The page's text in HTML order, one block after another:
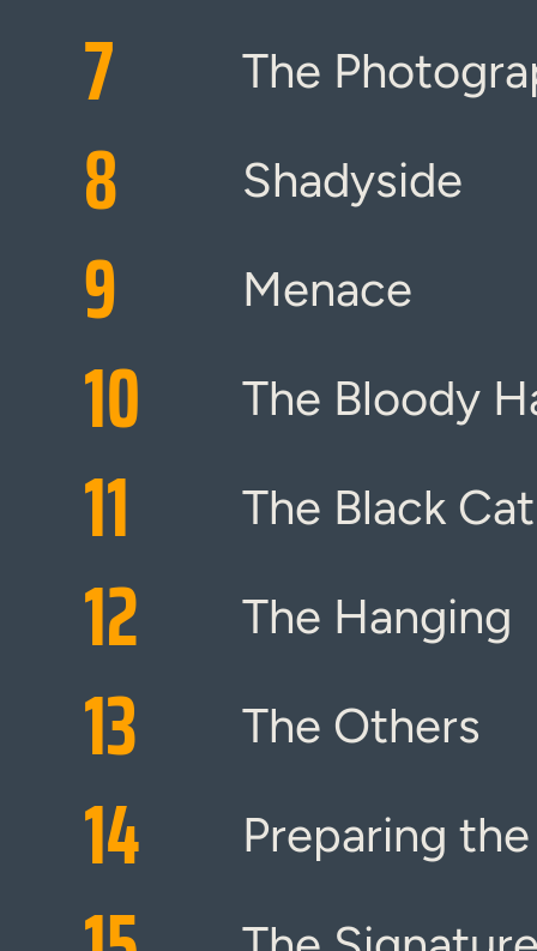
7 The
8 Shadyside
9 Menace
10 The Bloody
11 The Black Cat
12 The Hanging
13 The Others
14 Preparing